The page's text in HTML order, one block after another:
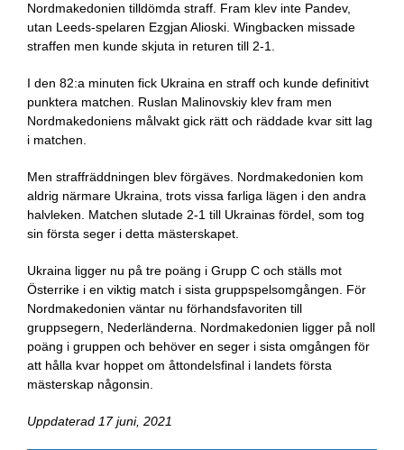
Nordmakedonien tilldömda straff. Fram klev inte Pandev,
utan Leeds-spelaren Ezgjan Alioski. Wingbacken missade
straffen men kunde skjuta in returen till 2-1.
I den 82:a minuten fick Ukraina en straff och kunde definitivt
punktera matchen. Ruslan Malinovskiy klev fram men
Nordmakedoniens målvakt gick rätt och räddade kvar sitt lag
i matchen.
Men straffräddningen blev förgäves. Nordmakedonien kom
aldrig närmare Ukraina, trots vissa farliga lägen i den andra
halvleken. Matchen slutade 2-1 till Ukrainas fördel, som tog
sin första seger i detta mästerskapet.
Ukraina ligger nu på tre poäng i Grupp C och ställs mot
Österrike i en viktig match i sista gruppspelsomgången. För
Nordmakedonien väntar nu förhandsfavoriten till
gruppsegern, Nederländerna. Nordmakedonien ligger på noll
poäng i gruppen och behöver en seger i sista omgången för
att hålla kvar hoppet om åttondelsfinal i landets första
mästerskap någonsin.
Uppdaterad 17 juni, 2021